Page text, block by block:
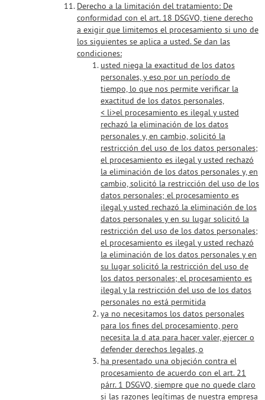
Derecho a la limitación del tratamiento: De
conformidad con el art. 18 DSGVO, tiene derecho
a exigir que limitemos el procesamiento si uno de
los siguientes se aplica a usted. Se dan las
condiciones:
usted niega la exactitud de los datos
personales, y eso por un período de
tiempo, lo que nos permite verificar la
exactitud de los datos personales,
< li>el procesamiento es ilegal y usted
rechazó la eliminación de los datos
personales y, en cambio, solicitó la
restricción del uso de los datos personales;
el procesamiento es ilegal y usted rechazó
la eliminación de los datos personales y, en
cambio, solicitó la restricción del uso de los
datos personales; el procesamiento es
ilegal y usted rechazó la eliminación de los
datos personales y en su lugar solicitó la
restricción del uso de los datos personales;
el procesamiento es ilegal y usted rechazó
la eliminación de los datos personales y en
su lugar solicitó la restricción del uso de
los datos personales; el procesamiento es
ilegal y la restricción del uso de los datos
personales no está permitida
ya no necesitamos los datos personales
para los fines del procesamiento, pero
necesita la d ata para hacer valer, ejercer o
defender derechos legales, o
ha presentado una objeción contra el
procesamiento de acuerdo con el art. 21
párr. 1 DSGVO, siempre que no quede claro
si las razones legítimas de nuestra empresa